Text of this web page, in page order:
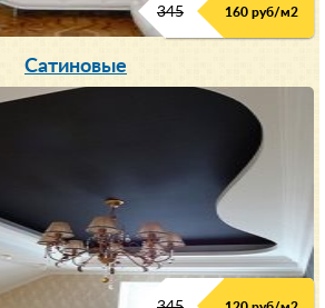
345 160 руб/м2
Сатиновые